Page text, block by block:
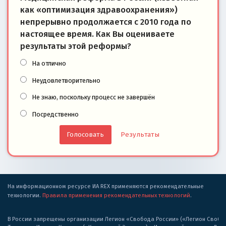
как «оптимизация здравоохранения»)
непрерывно продолжается с 2010 года по
настоящее время. Как Вы оцениваете
результаты этой реформы?
На отлично
Неудовлетворительно
Не знаю, поскольку процесс не завершён
Посредственно
Результаты
На информационном ресурсе ИА REX применяются рекомендательные
технологии. Правила применения рекомендательных технологий.
В России запрещены организации Легион «Свобода России» («Легион